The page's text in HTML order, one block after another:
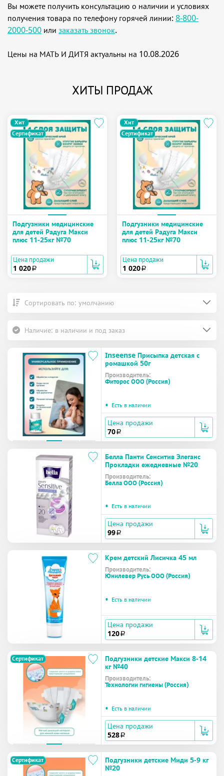
Вы можете получить консультацию о наличии и условиях
получения товара по телефону горячей линии: 8-800-
2000-500 или заказать звонок.
Цены на МАТЬ И ДИТЯ актуальны на 10.08.2026
ХИТЫ ПРОДАЖ
Хит
Сертификат
Подгузники медицинские
для детей Радуга Макси
плюс 11-25кг №70
Цена продажи
1 020 a
Хит
Сертификат
Подгузники медицинские
для детей Радуга Макси
плюс 11-25кг №70
Цена продажи
1 020 a
Сортировать по: умолчанию
Наличие: в наличии и под заказ
Inseense Присыпка детская с
ромашкой 50г
Производитель:
Фиторос ООО (Россия)
• Есть в наличии
Цена продажи
70 a
Белла Панти Сенситив Элеганс
Прокладки ежедневные №20
Производитель:
Белла ООО (Россия)
• Есть в наличии
Цена продажи
99 a
Крем детский Лисичка 45 мл
Производитель:
Юнилевер Русь ООО (Россия)
• Есть в наличии
Цена продажи
120 a
Сертификат
Подгузники детские Макси 8-14
кг №40
Производитель:
Технологии гигиены (Россия)
• Есть в наличии
Цена продажи
528 a
Сертификат
Подгузники детские Миди 5-9 кг
№20